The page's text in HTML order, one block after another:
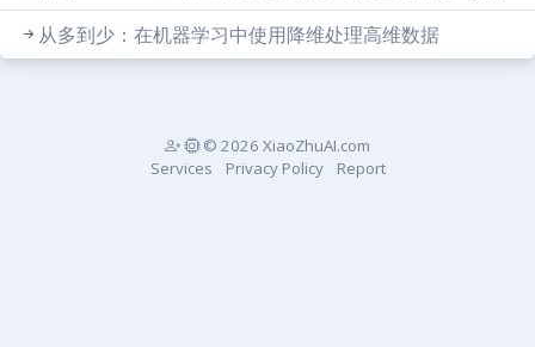
从多到少：在机器学习中使用降维处理高维数据
© 2026 XiaoZhuAI.com
Services
Privacy Policy Report